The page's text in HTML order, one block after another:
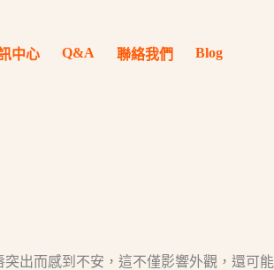
中心 Q&A 聯絡我們 Blog
出而感到不安，這不僅影響外觀，還可